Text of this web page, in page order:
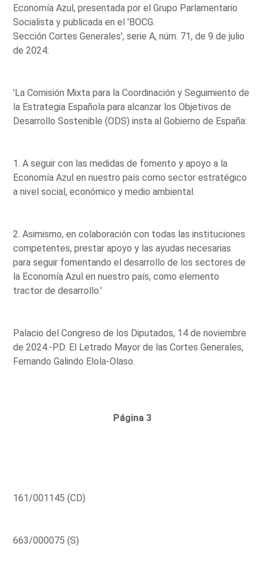
Economía Azul, presentada por el Grupo Parlamentario
Socialista y publicada en el 'BOCG.
Sección Cortes Generales', serie A, núm. 71, de 9 de julio
de 2024:
'La Comisión Mixta para la Coordinación y Seguimiento de
la Estrategia Española para alcanzar los Objetivos de
Desarrollo Sostenible (ODS) insta al Gobierno de España:
1. A seguir con las medidas de fomento y apoyo a la
Economía Azul en nuestro país como sector estratégico
a nivel social, económico y medio ambiental.
2. Asimismo, en colaboración con todas las instituciones
competentes, prestar apoyo y las ayudas necesarias
para seguir fomentando el desarrollo de los sectores de
la Economía Azul en nuestro país, como elemento
tractor de desarrollo.'
Palacio del Congreso de los Diputados, 14 de noviembre
de 2024.-P.D. El Letrado Mayor de las Cortes Generales,
Fernando Galindo Elola-Olaso.
Página 3
161/001145 (CD)
663/000075 (S)